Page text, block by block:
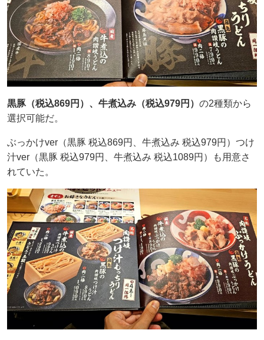
黒豚（税込869円）、牛煮込み（税込979円） の2種類から
選択可能だ。
ぶっかけver（黒豚 税込869円、牛煮込み 税込979円）つけ
汁ver（黒豚 税込979円、牛煮込み 税込1089円）も用意さ
れていた。